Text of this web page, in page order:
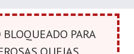
BLOQUEADO PARA